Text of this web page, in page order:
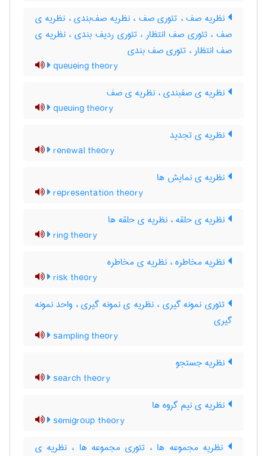
نظریه صف ، تئوری صف ، نظریه صف‌بندی ، نظریه ی
صف ، تئوری صف انتظار ، تئوری ردیف بندی ، نظریه ی
صف انتظار ، تئوری صف بندی
queueing theory
نظریه ی صفبندی ، نظریه ی صف
queuing theory
نظریه ی تجدید
renewal theory
نظریه ی نمایش ها
representation theory
نظریه ی حلقه ، نظریه ی حلقه ها
ring theory
نظریه مخاطره ، نظریه ی مخاطره
risk theory
تئوری نمونه گیری ، نظریه ی نمونه گیری ، واحد نمونه
گیری
sampling theory
نظریه جستجو
search theory
نظریه ی نیم گروه ها
semigroup theory
نظریه مجموعه ها ، تئوری مجموعه ها ، نظریه ی